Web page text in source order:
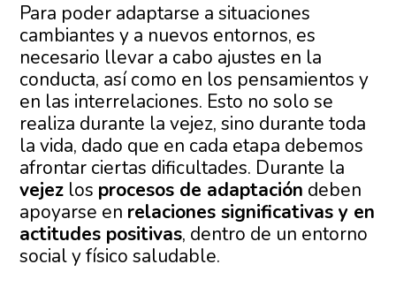
Para poder adaptarse a situaciones
cambiantes y a nuevos entornos, es
necesario llevar a cabo ajustes en la
conducta, así como en los pensamientos y
en las interrelaciones. Esto no solo se
realiza durante la vejez, sino durante toda
la vida, dado que en cada etapa debemos
afrontar ciertas dificultades. Durante la
vejez los procesos de adaptación deben
apoyarse en relaciones significativas y en
actitudes positivas, dentro de un entorno
social y físico saludable.